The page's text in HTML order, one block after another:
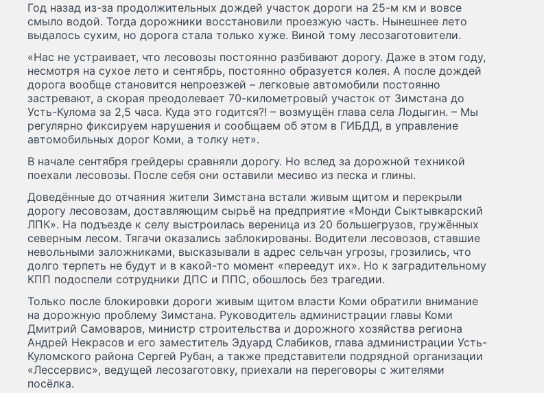
Год назад из-за продолжительных дождей участок дороги на 25-м км и вовсе
смыло водой. Тогда дорожники восстановили проезжую часть. Нынешнее лето
выдалось сухим, но дорога стала только хуже. Виной тому лесозаготовители.
«Нас не устраивает, что лесовозы постоянно разбивают дорогу. Даже в этом году,
несмотря на сухое лето и сентябрь, постоянно образуется колея. А после дождей
дорога вообще становится непроезжей – легковые автомобили постоянно
застревают, а скорая преодолевает 70-километровый участок от Зимстана до
Усть-Кулома за 2,5 часа. Куда это годится?! – возмущён глава села Лодыгин. – Мы
регулярно фиксируем нарушения и сообщаем об этом в ГИБДД, в управление
автомобильных дорог Коми, а толку нет».
В начале сентября грейдеры сравняли дорогу. Но вслед за дорожной техникой
поехали лесовозы. После себя они оставили месиво из песка и глины.
Доведённые до отчаяния жители Зимстана встали живым щитом и перекрыли
дорогу лесовозам, доставляющим сырьё на предприятие «Монди Сыктывкарский
ЛПК». На подъезде к селу выстроилась вереница из 20 большегрузов, гружённых
северным лесом. Тягачи оказались заблокированы. Водители лесовозов, ставшие
невольными заложниками, высказывали в адрес сельчан угрозы, грозились, что
долго терпеть не будут и в какой-то момент «переедут их». Но к заградительному
КПП подоспели сотрудники ДПС и ППС, обошлось без трагедии.
Только после блокировки дороги живым щитом власти Коми обратили внимание
на дорожную проблему Зимстана. Руководитель администрации главы Коми
Дмитрий Самоваров, министр строительства и дорожного хозяйства региона
Андрей Некрасов и его заместитель Эдуард Слабиков, глава администрации Усть-
Куломского района Сергей Рубан, а также представители подрядной организации
«Лессервис», ведущей лесозаготовку, приехали на переговоры с жителями
посёлка.